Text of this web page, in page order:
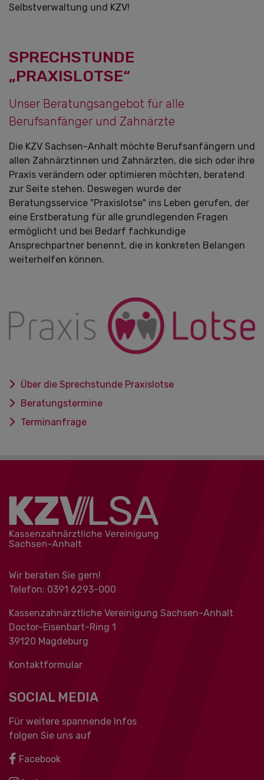
Selbstverwaltung und KZV!
SPRECHSTUNDE
„PRAXISLOTSE“
Unser Beratungsangebot für alle
Berufsanfänger und Zahnärzte
Die KZV Sachsen-Anhalt möchte Berufsanfängern und
allen Zahnärztinnen und Zahnärzten, die sich oder ihre
Praxis verändern oder optimieren möchten, beratend
zur Seite stehen. Deswegen wurde der
Beratungsservice "Praxislotse" ins Leben gerufen, der
eine Erstberatung für alle grundlegenden Fragen
ermöglicht und bei Bedarf fachkundige
Ansprechpartner benennt, die in konkreten Belangen
weiterhelfen können.
Über die Sprechstunde Praxislotse
Beratungstermine
Terminanfrage
Wir beraten Sie gern!
Telefon: 0391 ‍6293-000
Kassenzahnärztliche Vereinigung Sachsen-Anhalt
Doctor-Eisenbart-Ring 1
39120 Magdeburg
Kontaktformular
SOCIAL MEDIA
Für weitere spannende Infos
folgen Sie uns auf
Facebook